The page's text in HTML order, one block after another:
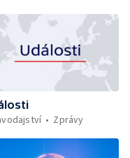
Zprávy